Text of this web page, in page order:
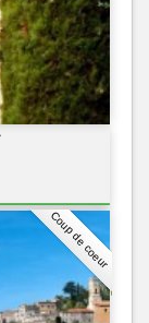
Coup de coeur